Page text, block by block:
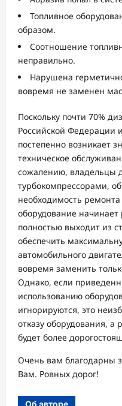
Топливное
образом.
Соотношение
неправильно.
Нарушена
вовремя не заменен
Поскольку почти 70%
Российской Федерации
постепенно возникает
техническое
сожалению, владельцы
турбокомпрессорами,
необходимость ремонта
оборудование начинает
полностью выходит из
обеспечить
автомобильного
вовремя заменить
Однако, если
использованию
игнорируются, это
отказу оборудования, а
будет более
Очень вам благодарны
Вам. Ровных дорог!